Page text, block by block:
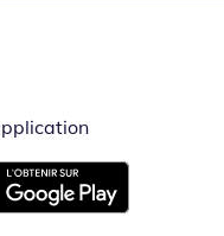
in nieuw venster